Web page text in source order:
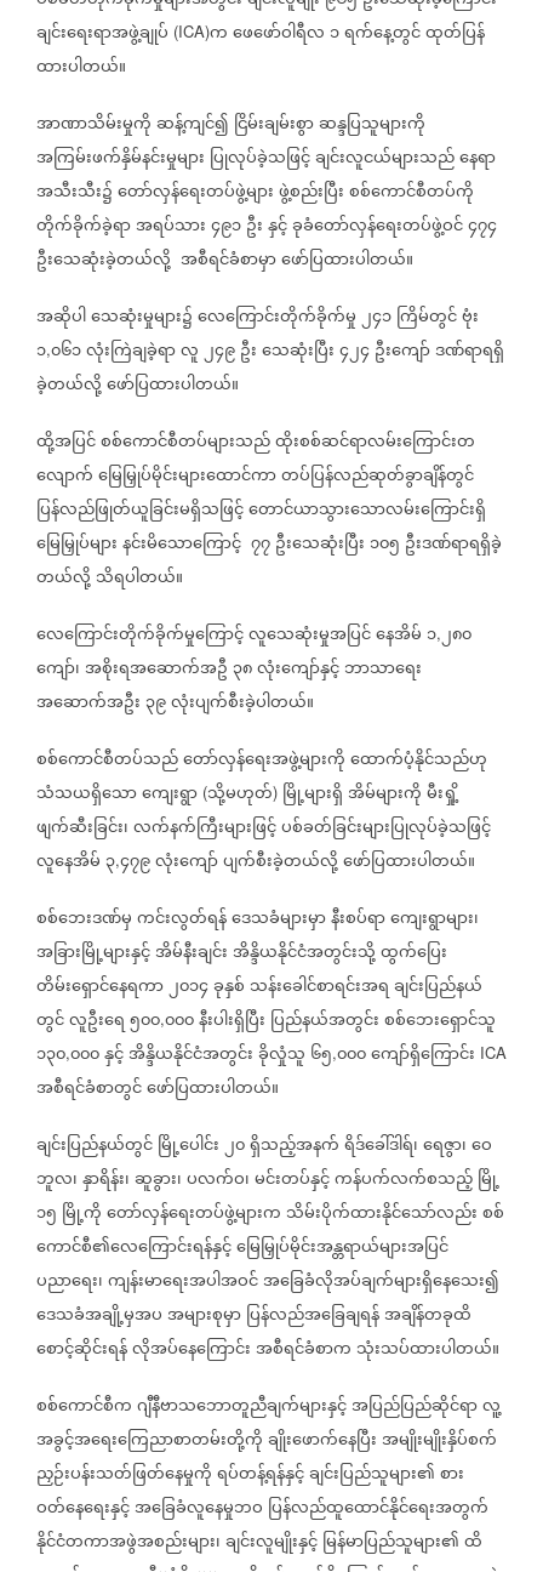
ချင်းရေးရာအဖွဲ့ချုပ် (ICA)ကဖေဖော်ဝါရီလ ၁ရက်နေ့တွင်ထုတ်ပြန်
ထားပါတယ်။
အာဏာသိမ်းမှုကိုဆန့်ကျင်၍ ငြိမ်းချမ်းစွာဆန္ဒပြသူများကို
အကြမ်းဖက်နှိမ်နင်းမှုများ ပြုလုပ်ခဲ့သဖြင့်ချင်းလူငယ်များသည်နေရာ
အသီးသီး၌တော်လှန်ရေးတပ်ဖွဲ့များဖွဲ့စည်းပြီးစစ်ကောင်စီတပ်ကို
တိုက်ခိုက်ခဲ့ရာအရပ်သား၄၉၁ဦးနှင့်ခုခံတော်လှန်ရေးတပ်ဖွဲ့ဝင်၄၇၄
ဦးသေဆုံးခဲ့တယ်လို့ အစီရင်ခံစာမှာဖော်ပြထားပါတယ်။
အဆိုပါသေဆုံးမှုများ၌လေကြောင်းတိုက်ခိုက်မှု၂၄၁ကြိမ်တွင်ဗုံး
၁,၀၆၁လုံးကြဲချခဲ့ရာလူ၂၄၉ဦးသေဆုံးပြီး၄၂၄ ဦးကျော်ဒဏ်ရာရရှိ
ခဲ့တယ်လို့ဖော်ပြထားပါတယ်။
ထို့အပြင်စစ်ကောင်စီတပ်များသည်ထိုးစစ်ဆင်ရာလမ်းကြောင်းတ
လျောက်မြေမြှုပ်မိုင်းများထောင်ကာတပ်ပြန်လည်ဆုတ်ခွာချိန်တွင်
ပြန်လည်ဖြုတ်ယူခြင်းမရှိသဖြင့်တောင်ယာသွားသောလမ်းကြောင်းရှိ
မြေမြှုပ်များနင်းမိသောကြောင့် ၇၇ဦးသေဆုံးပြီး ၁၀၅ ဦးဒဏ်ရာရရှိခဲ့
တယ်လို့သိရပါတယ်။
လေကြောင်းတိုက်ခိုက်မှုကြောင့်လူသေဆုံးမှုအပြင်နေအိမ် ၁,၂၈၀
ကျော်၊အစိုးရအဆောက်အဦ ၃၈လုံးကျော်နှင့်ဘာသာရေး
အဆောက်အဦး ၃၉လုံးပျက်စီးခဲ့ပါတယ်။
စစ်ကောင်စီတပ်သည်တော်လှန်ရေးအဖွဲ့များကိုထောက်ပံ့နိုင်သည်ဟု
သံသယရှိသောကျေးရွာ (သို့မဟုတ်) မြို့များရှိအိမ်များကိုမီးရှို့
ဖျက်ဆီးခြင်း၊လက်နက်ကြီးများဖြင့်ပစ်ခတ်ခြင်းများပြုလုပ်ခဲ့သဖြင့်
လူနေအိမ် ၃,၄၇၉လုံးကျော်ပျက်စီးခဲ့တယ်လို့ဖော်ပြထားပါတယ်။
စစ်ဘေးဒဏ်မှကင်းလွတ်ရန်ဒေသခံများမှာနီးစပ်ရာကျေးရွာများ၊
အခြားမြို့များနှင့်အိမ်နီးချင်းအိန္ဒိယနိုင်ငံအတွင်းသို့ထွက်ပြေး
တိမ်းရှောင်နေရကာ၂၀၁၄ခုနှစ် သန်းခေါင်စာရင်းအရချင်းပြည်နယ်
တွင်လူဦးရေ၅၀၀,၀၀၀နီးပါးရှိပြီး ပြည်နယ်အတွင်းစစ်ဘေးရှောင်သူ
၁၃၀,၀၀၀နှင့်အိန္ဒိယနိုင်ငံအတွင်းခိုလှုံသူ ၆၅,၀၀၀ကျော်ရှိကြောင်း ICA
အစီရင်ခံစာတွင်ဖော်ပြထားပါတယ်။
ချင်းပြည်နယ်တွင်မြို့ပေါင်း၂၀ရှိသည့်အနက်ရိဒ်ခေါ်ဒါရ်၊ရေဇွာ၊ဝေ
ဘူလ၊နှာရိန်း၊ဆူခွား၊ပလက်ဝ၊မင်းတပ်နှင့်ကန်ပက်လက်စသည့်မြို့
၁၅ မြို့ကိုတော်လှန်ရေးတပ်ဖွဲ့များက သိမ်းပိုက်ထားနိုင်သော်လည်းစစ်
ကောင်စီ၏လေကြောင်းရန်နှင့်မြေမြှုပ်မိုင်းအန္တရာယ်များအပြင်
ပညာရေး၊ကျန်းမာရေးအပါအဝင်အခြေခံလိုအပ်ချက်များရှိနေသေး၍
ဒေသခံအချို့မှအပအများစုမှာပြန်လည်အခြေချရန်အချိန်တခုထိ
စောင့်ဆိုင်းရန်လိုအပ်နေကြောင်းအစီရင်ခံစာက သုံးသပ်ထားပါတယ်။
စစ်ကောင်စီကဂျီနီဗာသဘောတူညီချက်များနှင့်အပြည်ပြည်ဆိုင်ရာလူ့
အခွင့်အရေးကြေညာစာတမ်းတို့ကိုချိုးဖောက်နေပြီးအမျိုးမျိုးနှိပ်စက်
ညှဉ်းပန်းသတ်ဖြတ်နေမှုကိုရပ်တန့်ရန်နှင့်ချင်းပြည်သူများ၏စား
ဝတ်နေရေးနှင့်အခြေခံလူနေမှုဘဝ ပြန်လည်ထူထောင်နိုင်ရေးအတွက်
နိုင်ငံတကာအဖွဲအစည်းများ၊ချင်းလူမျိုးနှင့်မြန်မာပြည်သူများ၏ထိ